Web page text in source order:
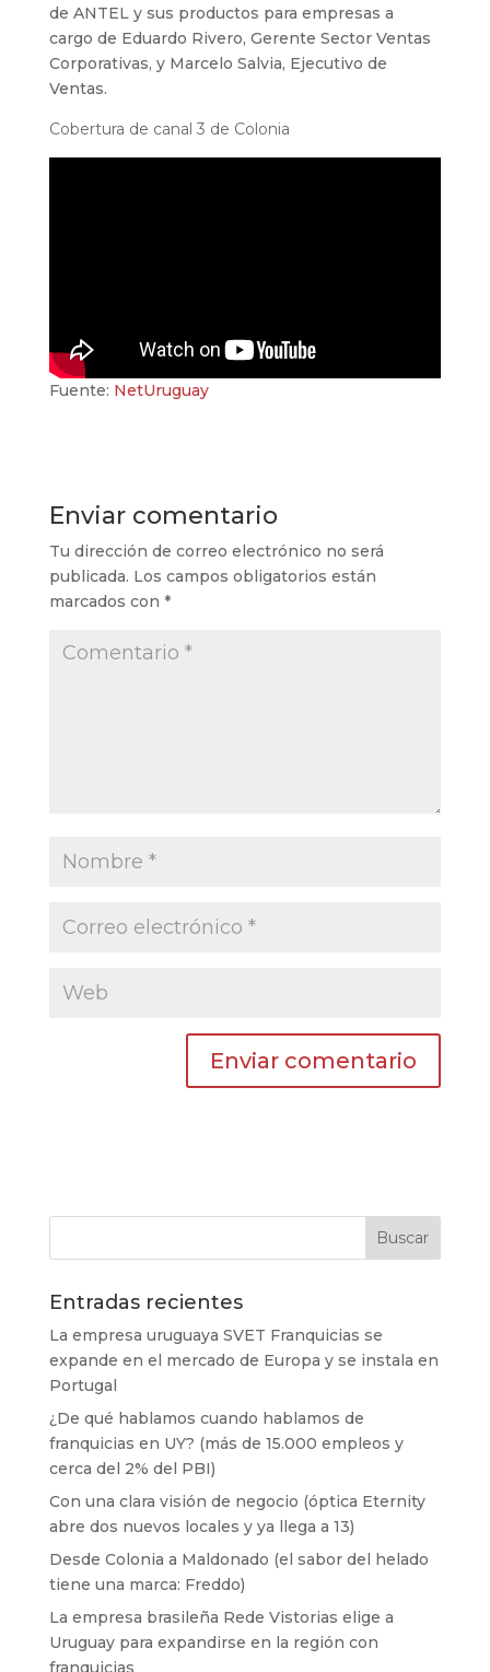
de ANTEL y sus productos para empresas a
cargo de Eduardo Rivero, Gerente Sector Ventas
Corporativas, y Marcelo Salvia, Ejecutivo de
Ventas.
Cobertura de canal 3 de Colonia
Fuente: NetUruguay
Enviar comentario
Tu dirección de correo electrónico no será
publicada. Los campos obligatorios están
marcados con *
Entradas recientes
La empresa uruguaya SVET Franquicias se
expande en el mercado de Europa y se instala en
Portugal
¿De qué hablamos cuando hablamos de
franquicias en UY? (más de 15.000 empleos y
cerca del 2% del PBI)
Con una clara visión de negocio (óptica Eternity
abre dos nuevos locales y ya llega a 13)
Desde Colonia a Maldonado (el sabor del helado
tiene una marca: Freddo)
La empresa brasileña Rede Vistorias elige a
Uruguay para expandirse en la región con
franquicias